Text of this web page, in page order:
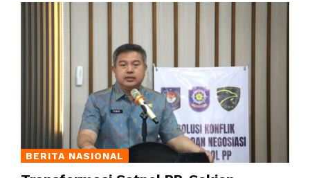
BERITA NASIONAL